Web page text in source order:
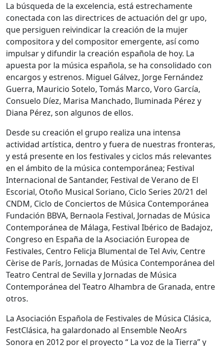
La búsqueda de la excelencia, está estrechamente
conectada con las directrices de actuación del gr upo,
que persiguen reivindicar la creación de la mujer
compositora y del compositor emergente, así como
impulsar y difundir la creación española de hoy. La
apuesta por la música española, se ha consolidado con
encargos y estrenos. Miguel Gálvez, Jorge Fernández
Guerra, Mauricio Sotelo, Tomás Marco, Voro García,
Consuelo Díez, Marisa Manchado, Iluminada Pérez y
Diana Pérez, son algunos de ellos.
Desde su creación el grupo realiza una intensa
actividad artística, dentro y fuera de nuestras fronteras,
y está presente en los festivales y ciclos más relevantes
en el ámbito de la música contemporánea; Festival
Internacional de Santander, Festival de Verano de El
Escorial, Otoño Musical Soriano, Ciclo Series 20/21 del
CNDM, Ciclo de Conciertos de Música Contemporánea
Fundación BBVA, Bernaola Festival, Jornadas de Música
Contemporánea de Málaga, Festival Ibérico de Badajoz,
Congreso en España de la Asociación Europea de
Festivales, Centro Felicja Blumental de Tel Aviv, Centre
Cèrise de París, Jornadas de Música Contemporánea del
Teatro Central de Sevilla y Jornadas de Música
Contemporánea del Teatro Alhambra de Granada, entre
otros.
La Asociación Española de Festivales de Música Clásica,
FestClásica, ha galardonado al Ensemble NeoArs
Sonora en 2012 por el proyecto “ La voz de la Tierra” y